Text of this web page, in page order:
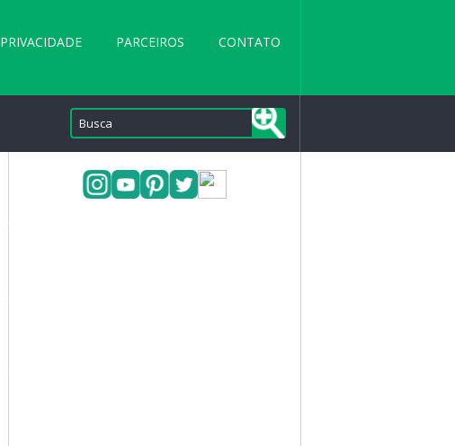
PRIVACIDADE PARCEIROS CONTATO